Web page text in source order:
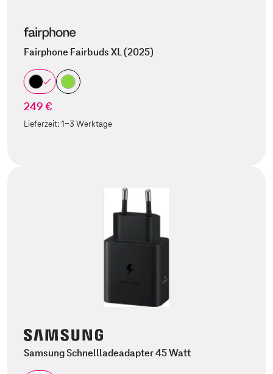
Fairphone Fairbuds XL (2025)
249 €
Lieferzeit:1-3 Werktage
Samsung Schnellladeadapter 45 Watt